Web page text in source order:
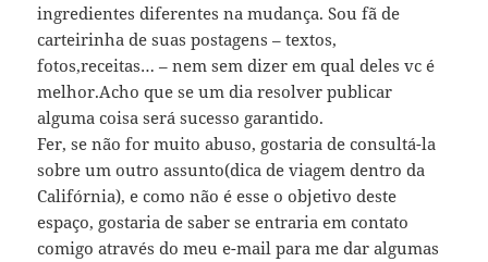
ingredientes diferentes na mudança. Sou fã de
carteirinha de suas postagens – textos,
fotos,receitas… – nem sem dizer em qual deles vc é
melhor.Acho que se um dia resolver publicar
alguma coisa será sucesso garantido.
Fer, se não for muito abuso, gostaria de consultá-la
sobre um outro assunto(dica de viagem dentro da
Califórnia), e como não é esse o objetivo deste
espaço, gostaria de saber se entraria em contato
comigo através do meu e-mail para me dar algumas